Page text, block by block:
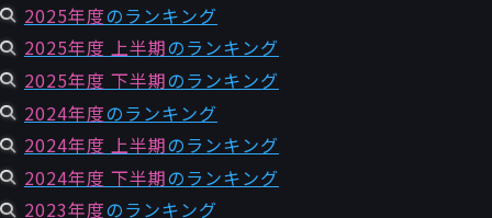
2025年度のランキング
2025年度 上半期のランキング
2025年度 下半期のランキング
2024年度のランキング
2024年度 上半期のランキング
2024年度 下半期のランキング
2023年度のランキング